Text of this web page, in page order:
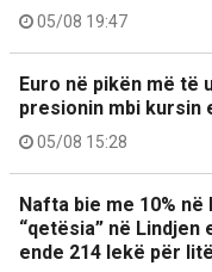
05/08 19:47
Euro në pikën më të
presionin mbi kursin
05/08 15:28
Nafta bie me 10%
“qetësia” në Lindjen
ende 214 lekë për